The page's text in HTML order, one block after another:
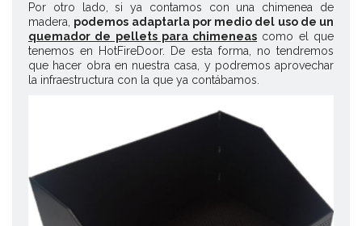
Por otro lado, si ya contamos con una chimenea de
madera, podemos adaptarla por medio del uso de un
quemador de pellets para chimeneas como el que
tenemos en HotFireDoor. De esta forma, no tendremos
que hacer obra en nuestra casa, y podremos aprovechar
la infraestructura con la que ya contábamos.